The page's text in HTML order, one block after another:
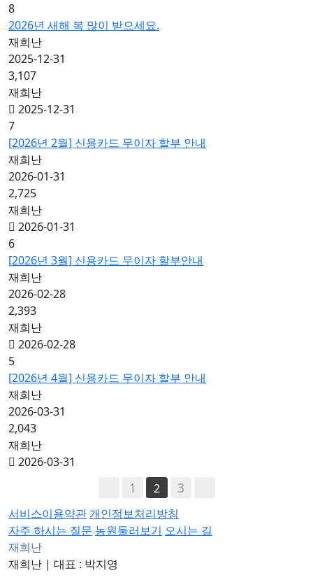
8
2026년 새해 복 많이 받으세요.
재희난
2025-12-31
3,107
재희난
2025-12-31
7
[2026년 2월] 신용카드 무이자 할부 안내
재희난
2026-01-31
2,725
재희난
2026-01-31
6
[2026년 3월] 신용카드 무이자 할부안내
재희난
2026-02-28
2,393
재희난
2026-02-28
5
[2026년 4월] 신용카드 무이자 할부 안내
재희난
2026-03-31
2,043
재희난
2026-03-31
1 2 3
서비스이용약관 개인정보처리방침
자주 하시는 질문 농원둘러보기 오시는 길
재희난
재희난 | 대표 : 박지영